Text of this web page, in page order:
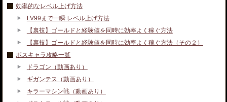
効率的なレベル上げ方法
LV99まで一瞬 レベル上げ方法
【裏技】ゴールドと経験値を同時に効率よく稼ぐ方法
【裏技】ゴールドと経験値を同時に効率よく稼ぐ方法（その２）
ボスキャラ攻略一覧
ドラゴン（動画あり）
ギガンテス（動画あり）
キラーマシン戦（動画あり）